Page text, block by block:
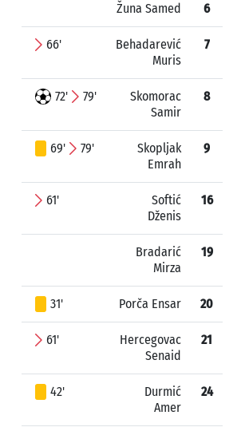
Žuna Samed 6
66'
Behadarević
Muris
7
72' 79'
Skomorac
Samir
8
69' 79'
Skopljak
Emrah
9
61'
Softić
Dženis
16
Bradarić
Mirza
19
31' Porča Ensar 20
61'
Hercegovac
Senaid
21
42'
Durmić
Amer
24